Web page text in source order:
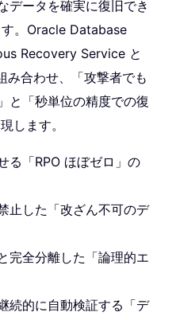
データを確実に復旧でき
。Oracle Database
Recovery Service と
合わせ、「攻撃者でも
と「秒単位の精度での復
します。
る「RPO ほぼゼロ」の
止した「改ざん不可のデ
完全分離した「論理的エ
続的に自動検証する「デ